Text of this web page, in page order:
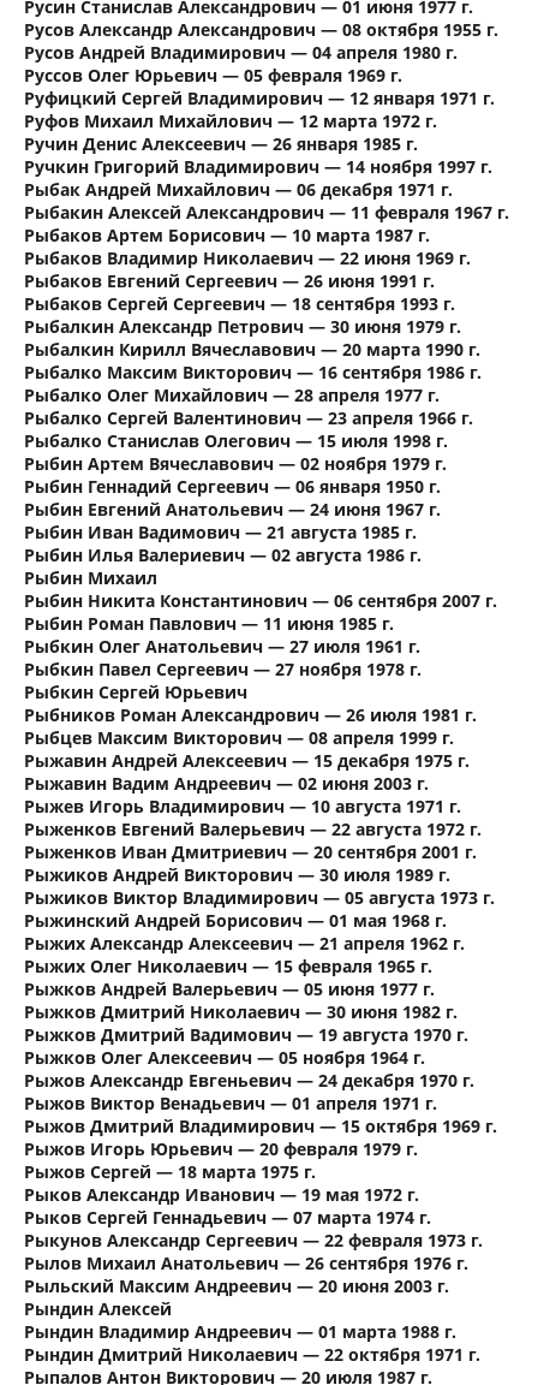
Русин Станислав Александрович — 01 июня 1977 г.
Русов Александр Александрович — 08 октября 1955 г.
Русов Андрей Владимирович — 04 апреля 1980 г.
Руссов Олег Юрьевич — 05 февраля 1969 г.
Руфицкий Сергей Владимирович — 12 января 1971 г.
Руфов Михаил Михайлович — 12 марта 1972 г.
Ручин Денис Алексеевич — 26 января 1985 г.
Ручкин Григорий Владимирович — 14 ноября 1997 г.
Рыбак Андрей Михайлович — 06 декабря 1971 г.
Рыбакин Алексей Александрович — 11 февраля 1967 г.
Рыбаков Артем Борисович — 10 марта 1987 г.
Рыбаков Владимир Николаевич — 22 июня 1969 г.
Рыбаков Евгений Сергеевич — 26 июня 1991 г.
Рыбаков Сергей Сергеевич — 18 сентября 1993 г.
Рыбалкин Александр Петрович — 30 июня 1979 г.
Рыбалкин Кирилл Вячеславович — 20 марта 1990 г.
Рыбалко Максим Викторович — 16 сентября 1986 г.
Рыбалко Олег Михайлович — 28 апреля 1977 г.
Рыбалко Сергей Валентинович — 23 апреля 1966 г.
Рыбалко Станислав Олегович — 15 июля 1998 г.
Рыбин Артем Вячеславович — 02 ноября 1979 г.
Рыбин Геннадий Сергеевич — 06 января 1950 г.
Рыбин Евгений Анатольевич — 24 июня 1967 г.
Рыбин Иван Вадимович — 21 августа 1985 г.
Рыбин Илья Валериевич — 02 августа 1986 г.
Рыбин Михаил
Рыбин Никита Константинович — 06 сентября 2007 г.
Рыбин Роман Павлович — 11 июня 1985 г.
Рыбкин Олег Анатольевич — 27 июля 1961 г.
Рыбкин Павел Сергеевич — 27 ноября 1978 г.
Рыбкин Сергей Юрьевич
Рыбников Роман Александрович — 26 июля 1981 г.
Рыбцев Максим Викторович — 08 апреля 1999 г.
Рыжавин Андрей Алексеевич — 15 декабря 1975 г.
Рыжавин Вадим Андреевич — 02 июня 2003 г.
Рыжев Игорь Владимирович — 10 августа 1971 г.
Рыженков Евгений Валерьевич — 22 августа 1972 г.
Рыженков Иван Дмитриевич — 20 сентября 2001 г.
Рыжиков Андрей Викторович — 30 июля 1989 г.
Рыжиков Виктор Владимирович — 05 августа 1973 г.
Рыжинский Андрей Борисович — 01 мая 1968 г.
Рыжих Александр Алексеевич — 21 апреля 1962 г.
Рыжих Олег Николаевич — 15 февраля 1965 г.
Рыжков Андрей Валерьевич — 05 июня 1977 г.
Рыжков Дмитрий Николаевич — 30 июня 1982 г.
Рыжков Дмитрий Вадимович — 19 августа 1970 г.
Рыжков Олег Алексеевич — 05 ноября 1964 г.
Рыжов Александр Евгеньевич — 24 декабря 1970 г.
Рыжов Виктор Венадьевич — 01 апреля 1971 г.
Рыжов Дмитрий Владимирович — 15 октября 1969 г.
Рыжов Игорь Юрьевич — 20 февраля 1979 г.
Рыжов Сергей — 18 марта 1975 г.
Рыков Александр Иванович — 19 мая 1972 г.
Рыков Сергей Геннадьевич — 07 марта 1974 г.
Рыкунов Александр Сергеевич — 22 февраля 1973 г.
Рылов Михаил Анатольевич — 26 сентября 1976 г.
Рыльский Максим Андреевич — 20 июня 2003 г.
Рындин Алексей
Рындин Владимир Андреевич — 01 марта 1988 г.
Рындин Дмитрий Николаевич — 22 октября 1971 г.
Рыпалов Антон Викторович — 20 июля 1987 г.